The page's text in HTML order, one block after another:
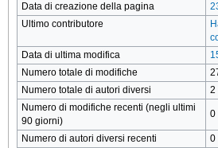
Data di creazione della pagina
Ultimo contributore
Data di ultima modifica
Numero totale di modifiche
Numero totale di autori diversi
2
Numero di modifiche recenti (negli ultimi
90 giorni)
0
Numero di autori diversi recenti 0